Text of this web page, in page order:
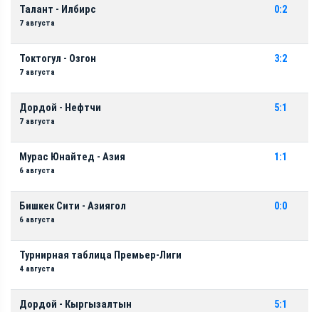
Талант - Илбирс
7 августа
0:2
Токтогул - Озгон
7 августа
3:2
Дордой - Нефтчи
7 августа
5:1
Мурас Юнайтед - Азия
6 августа
1:1
Бишкек Сити - Азиягол
6 августа
0:0
Турнирная таблица Премьер-Лиги
4 августа
Дордой - Кыргызалтын 5:1